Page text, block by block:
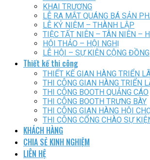
KHAI TRƯƠNG
LỄ RA MẮT QUÁNG BÁ SẢN
LỄ KỶ NIỆM – THÀNH LẬP
TIỆC TẤT NIÊN – TÂN NIÊN –
HỘI THẢO – HỘI NGHỊ
LỄ HỘI – SỰ KIỆN CỘNG ĐỒNG
Thiết kế thi công
THIẾT KẾ GIAN HÀNG TRIỂN
THI CÔNG GIAN HÀNG TRIỂN
THI CÔNG BOOTH QUẢNG CÁO
THI CÔNG BOOTH TRƯNG BÀY
THI CÔNG GIAN HÀNG HỘI
THI CÔNG CỔNG CHÀO SỰ
KHÁCH HÀNG
CHIA SẺ KINH NGHIỆM
LIÊN HỆ